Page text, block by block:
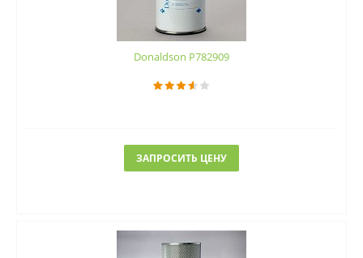
Donaldson P782909
ЗАПРОСИТЬ ЦЕНУ